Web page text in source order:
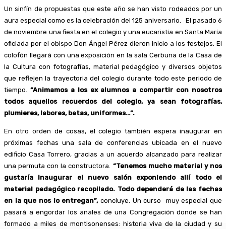
Un sinfín de propuestas que este año se han visto rodeados por un
aura especial como es la celebración del 125 aniversario. El pasado 6
de noviembre una fiesta en el colegio y una eucaristía en Santa María
oficiada por el obispo Don Ángel Pérez dieron inicio a los festejos. El
colofón llegará con una exposición en la sala Cerbuna de la Casa de
la Cultura con fotografías, material pedagógico y diversos objetos
que reflejen la trayectoria del colegio durante todo este periodo de
tiempo. “Animamos a los ex alumnos a compartir con nosotros
todos aquellos recuerdos del colegio, ya sean fotografías,
plumieres, labores, batas, uniformes…”.
En otro orden de cosas, el colegio también espera inaugurar en
próximas fechas una sala de conferencias ubicada en el nuevo
edificio Casa Torrero, gracias a un acuerdo alcanzado para realizar
una permuta con la constructora. “Tenemos mucho material y nos
gustaría inaugurar el nuevo salón exponiendo allí todo el
material pedagógico recopilado. Todo dependerá de las fechas
en la que nos lo entregan”,concluye. Un curso muy especial que
pasará a engordar los anales de una Congregación donde se han
formado a miles de montisonenses: historia viva de la ciudad y su